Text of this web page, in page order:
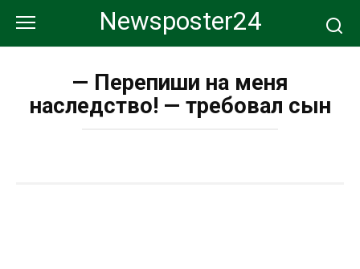
контенту
Newsposter24
— Перепиши на меня
наследство! — требовал сын